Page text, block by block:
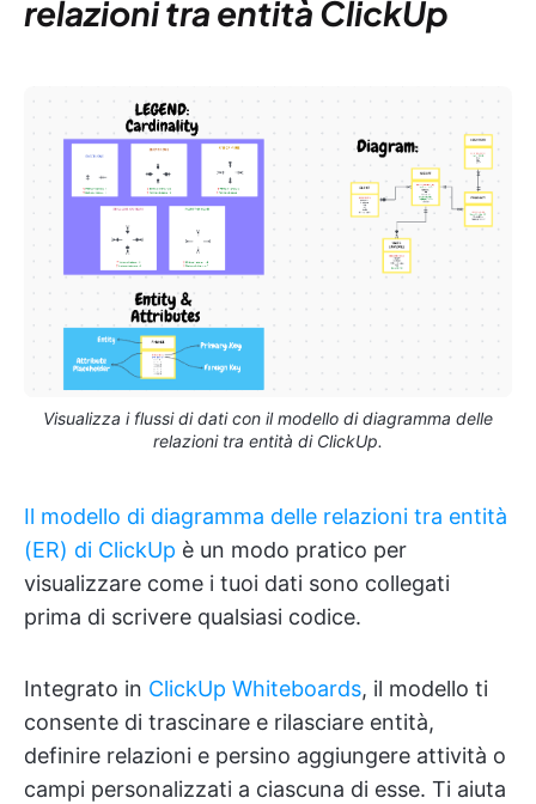
relazioni tra entità ClickUp
Visualizza i flussi di dati con il modello di diagramma delle
relazioni tra entità di ClickUp.
Il modello di diagramma delle relazioni tra entità
(ER) di ClickUp è un modo pratico per
visualizzare come i tuoi dati sono collegati
prima di scrivere qualsiasi codice.
Integrato in ClickUp Whiteboards, il modello ti
consente di trascinare e rilasciare entità,
definire relazioni e persino aggiungere attività o
campi personalizzati a ciascuna di esse. Ti aiuta